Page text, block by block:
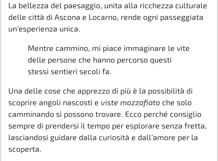
La bellezza del paesaggio, unita alla ricchezza culturale
delle città di Ascona e Locarno, rende ogni passeggiata
un’esperienza unica.
Mentre cammino, mi piace immaginare le vite
delle persone che hanno percorso questi
stessi sentieri secoli fa.
Una delle cose che apprezzo di più è la possibilità di
scoprire angoli nascosti e viste mozzafiato che solo
camminando si possono trovare. Ecco perché consiglio
sempre di prendersi il tempo per esplorare senza fretta,
lasciandosi guidare dalla curiosità e dall’amore per la
scoperta.